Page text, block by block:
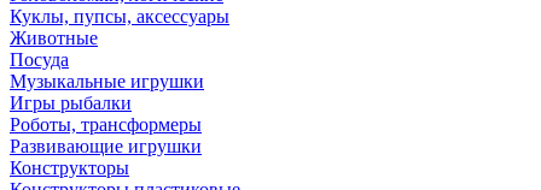
Куклы, пупсы, аксессуары
Животные
Посуда
Музыкальные игрушки
Игры рыбалки
Роботы, трансформеры
Развивающие игрушки
Конструкторы